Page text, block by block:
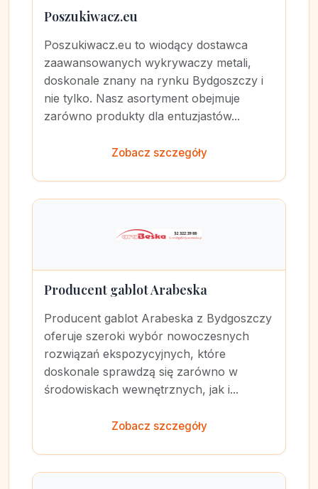
Poszukiwacz.eu
Poszukiwacz.eu to wiodący dostawca
zaawansowanych wykrywaczy metali,
doskonale znany na rynku Bydgoszczy i
nie tylko. Nasz asortyment obejmuje
zarówno produkty dla entuzjastów...
Zobacz szczegóły
Producent gablot Arabeska
Producent gablot Arabeska z Bydgoszczy
oferuje szeroki wybór nowoczesnych
rozwiązań ekspozycyjnych, które
doskonale sprawdzą się zarówno w
środowiskach wewnętrznych, jak i...
Zobacz szczegóły